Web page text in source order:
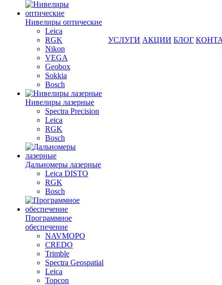
Нивелиры оптические
Leica
RGK
Nikon
VEGA
Geobox
Sokkia
Bosch
Нивелиры лазерные
Spectra Precision
Leica
RGK
Bosch
Дальномеры лазерные
Leica DISTO
RGK
Bosch
Программное
обеспечение
NAVMOPO
CREDO
Trimble
Spectra Geospatial
Leica
Topcon
УСЛУГИ АКЦИИ БЛОГ